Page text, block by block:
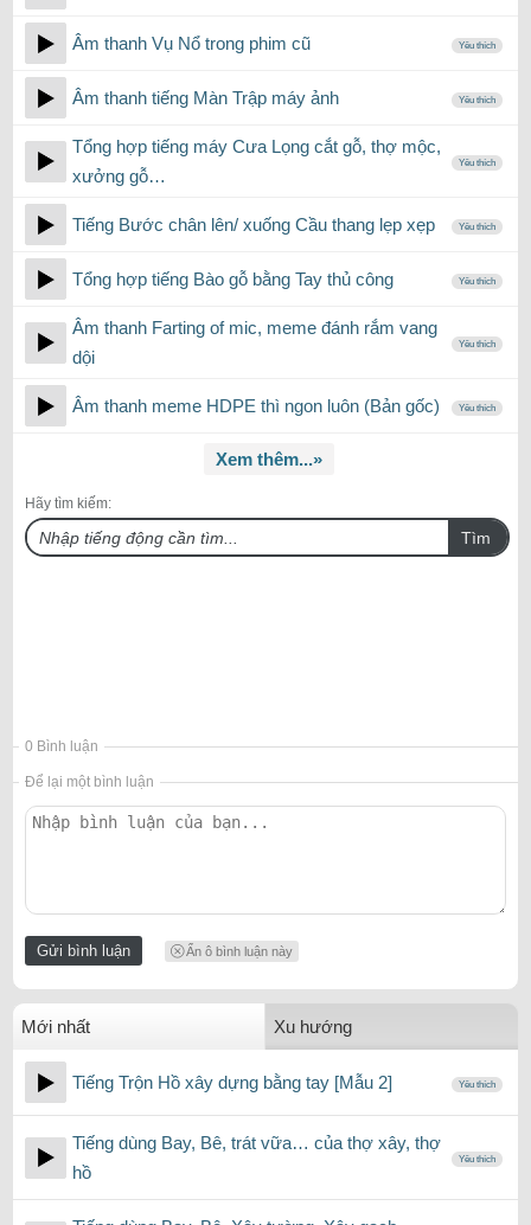
Âm thanh Vụ Nổ trong phim cũ Yêu thích
Âm thanh tiếng Màn Trập máy ảnh Yêu thích
Tổng hợp tiếng máy Cưa Lọng cắt gỗ, thợ mộc,
xưởng gỗ…
Yêu thích
Tiếng Bước chân lên/ xuống Cầu thang lẹp xẹp Yêu thích
Tổng hợp tiếng Bào gỗ bằng Tay thủ công Yêu thích
Âm thanh Farting of mic, meme đánh rắm vang
dội
Yêu thích
Âm thanh meme HDPE thì ngon luôn (Bản gốc) Yêu thích
Xem thêm...»
Hãy tìm kiếm:
Tìm
0 Bình luận
Để lại một bình luận
Ẩn ô bình luận này
Mới nhất Xu hướng
Tiếng Trộn Hồ xây dựng bằng tay [Mẫu 2] Yêu thích
Tiếng dùng Bay, Bê, trát vữa… của thợ xây, thợ
hồ
Yêu thích